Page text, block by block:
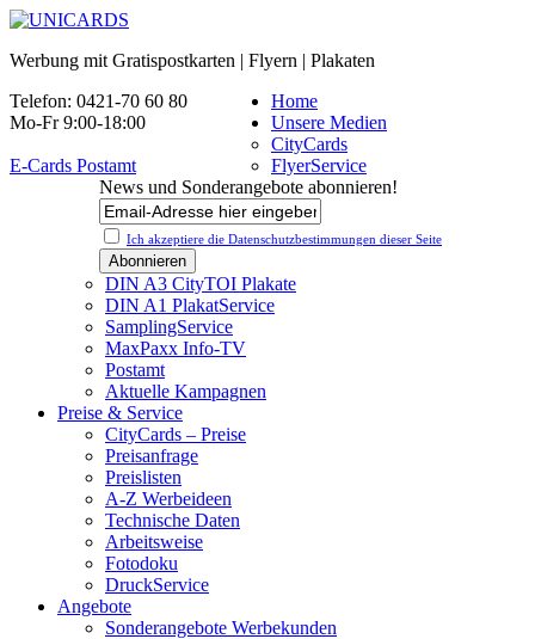
Werbung mit Gratispostkarten | Flyern | Plakaten
Telefon: 0421-70 60 80
Mo-Fr 9:00-18:00
E-Cards Postamt
News und Sonderangebote abonnieren!
Ich akzeptiere die Datenschutz­bestimmungen dieser Seite
Home
Unsere Medien
CityCards
FlyerService
DIN A3 CityTOI Plakate
DIN A1 PlakatService
SamplingService
MaxPaxx Info-TV
Postamt
Aktuelle Kampagnen
Preise & Service
CityCards – Preise
Preisanfrage
Preislisten
A-Z Werbeideen
Technische Daten
Arbeitsweise
Fotodoku
DruckService
Angebote
Sonderangebote Werbekunden